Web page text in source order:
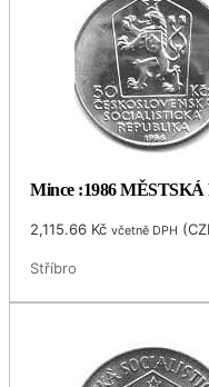
Mince :1986
2,115.66 Kč včetně DPH (
Stříbro